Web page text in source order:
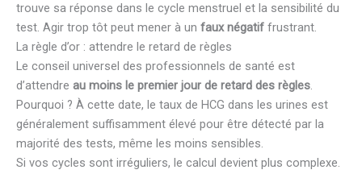
trouve sa réponse dans le cycle menstruel et la sensibilité du
test. Agir trop tôt peut mener à un faux négatif frustrant.
La règle d’or : attendre le retard de règles
Le conseil universel des professionnels de santé est
d’attendre au moins le premier jour de retard des règles.
Pourquoi ? À cette date, le taux de HCG dans les urines est
généralement suffisamment élevé pour être détecté par la
majorité des tests, même les moins sensibles.
Si vos cycles sont irréguliers, le calcul devient plus complexe.